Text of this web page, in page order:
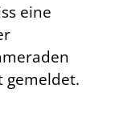
eine
gemeldet.